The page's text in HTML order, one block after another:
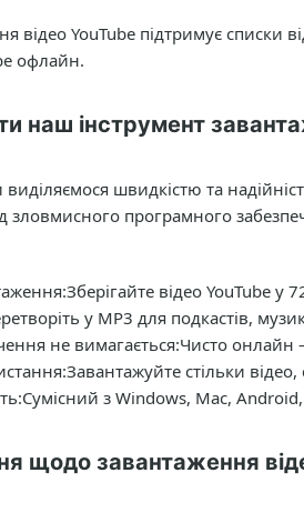
відео YouTube підтримує списки
офлайн.
наш інструмент
швидкістю та
зловмисного програмного
Зберігайте відео YouTube у
у MP3 для подкастів,
не вимагається:Чисто онлайн
Завантажуйте стільки
Сумісний з Windows, Mac, Android,
щодо завантаження